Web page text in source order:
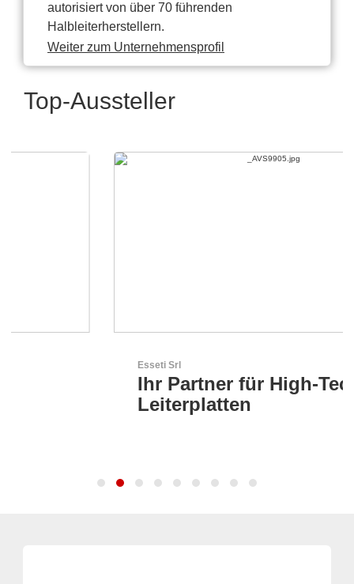
autorisiert von über 70 führenden
Halbleiterherstellern.
Weiter zum Unternehmensprofil
Top-Aussteller
Ihr Partner für High-Tech-
Leiterplatten